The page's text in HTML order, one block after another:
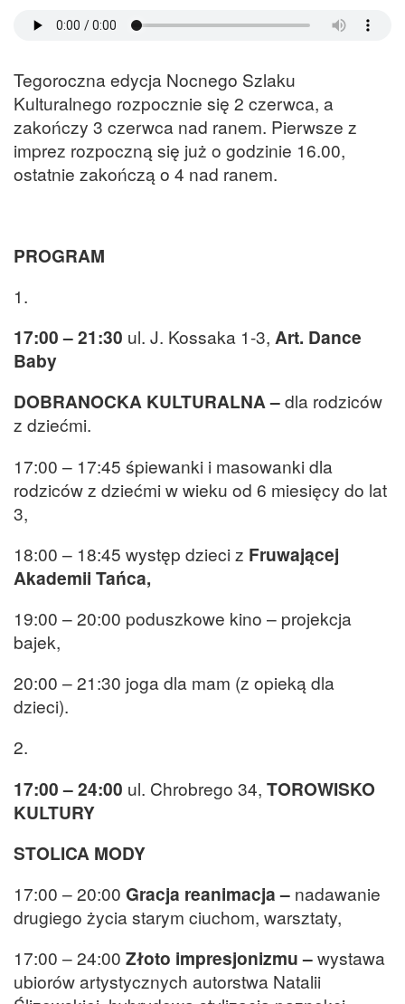
Tegoroczna edycja Nocnego Szlaku
Kulturalnego rozpocznie się 2 czerwca, a
zakończy 3 czerwca nad ranem. Pierwsze z
imprez rozpoczną się już o godzinie 16.00,
ostatnie zakończą o 4 nad ranem.
PROGRAM
1.
17:00 – 21:30 ul. J. Kossaka 1-3, Art. Dance
Baby
DOBRANOCKA KULTURALNA –dla rodziców
z dziećmi.
17:00 – 17:45 śpiewanki i masowanki dla
rodziców z dziećmi w wieku od 6 miesięcy do lat
3,
18:00 – 18:45 występ dzieci z Fruwającej
Akademii Tańca,
19:00 – 20:00 poduszkowe kino – projekcja
bajek,
20:00 – 21:30 joga dla mam (z opieką dla
dzieci).
2.
17:00 – 24:00 ul. Chrobrego 34, TOROWISKO
KULTURY
STOLICA MODY
17:00 – 20:00 Gracja reanimacja – nadawanie
drugiego życia starym ciuchom, warsztaty,
17:00 – 24:00 Złoto impresjonizmu –wystawa
ubiorów artystycznych autorstwa Natalii